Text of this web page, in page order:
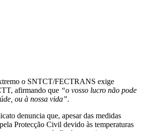
o SNTCT/FECTRANS exige
afirmando que “o vosso lucro não pode
ou à nossa vida”.
denuncia que, apesar das medidas
Protecção Civil devido às temperaturas